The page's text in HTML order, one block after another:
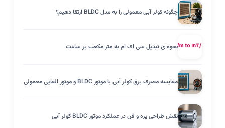
چگونه کولر آبی معمولی را به مدل BLDC ارتقا دهیم؟
نحوه ی تبدیل سی اف ام به متر مکعب بر ساعت
مقایسه مصرف برق کولر آبی با موتور BLDC و موتور القایی معمولی
نقش طراحی پره و فن در عملکرد موتور BLDC کولر آبی